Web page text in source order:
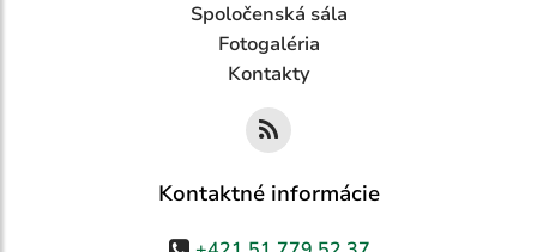
Spoločenská sála
Fotogaléria
Kontakty
Kontaktné informácie